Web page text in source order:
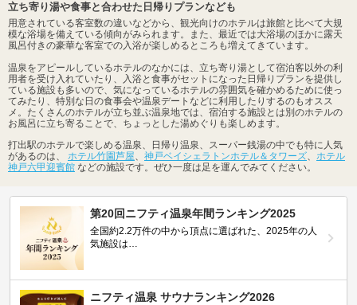
立ち寄り湯や食事と合わせた日帰りプランなども
用意されている客室数の違いなどから、観光向けのホテルは旅館と比べて大規
模な浴場を備えている傾向がみられます。また、最近では大浴場のほかに露天
風呂付きの豪華な客室での入浴が楽しめるところも増えてきています。
温泉をアピールしているホテルのなかには、立ち寄り湯として宿泊客以外の利
用者を受け入れていたり、入浴と食事がセットになった日帰りプランを提供し
ている施設も多いので、気になっているホテルの雰囲気を確かめるために使っ
てみたり、特別な日の食事会や温泉デートなどに利用したりするのもオスス
メ。たくさんのホテルが立ち並ぶ温泉地では、宿泊する施設とは別のホテルの
お風呂に立ち寄ることで、ちょっとした湯めぐりも楽しめます。
打出駅のホテルで楽しめる温泉、日帰り温泉、スーパー銭湯の中でも特に人気
があるのは、 ホテル竹園芦屋 神戸ベイシェラトンホテル＆タワーズ
ホテル
神戸六甲迎賓館 などの施設です。ぜひ一度は足を運んでみてください。
第20回ニフティ温泉年間ランキング2025
全国約2.2万件の中から頂点に選ばれた、2025年の人
気施設は…
ニフティ温泉 サウナランキング2026